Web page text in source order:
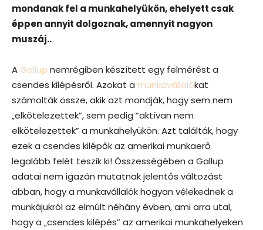
mondanak fel a munkahelyükön, ehelyett csak
éppen annyit dolgoznak, amennyit nagyon
muszáj..
A Gallup nemrégiben készített egy felmérést a
csendes kilépésről. Azokat a munkavállalókat
számolták össze, akik azt mondják, hogy sem nem
„elkötelezettek”, sem pedig “aktívan nem
elkötelezettek” a munkahelyükön. Azt találták, hogy
ezek a csendes kilépők az amerikai munkaerő
legalább felét teszik ki! Összességében a Gallup
adatai nem igazán mutatnak jelentős változást
abban, hogy a munkavállalók hogyan vélekednek a
munkájukról az elmúlt néhány évben, ami arra utal,
hogy a „csendes kilépés” az amerikai munkahelyeken